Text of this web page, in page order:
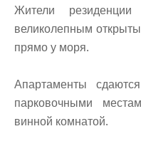
Жители резиденции
великолепным
прямо у моря.
Апартаменты
парковочными
винной комнатой.